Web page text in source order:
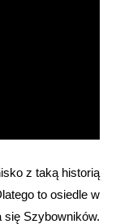
z taką historią
to osiedle w
się Szybowników.